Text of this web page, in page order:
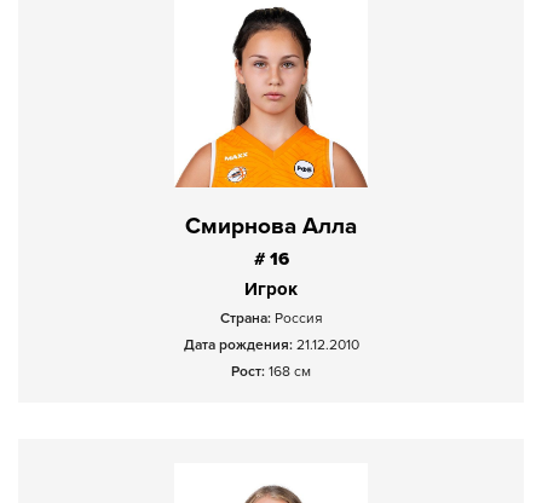
Смирнова Алла
# 16
Игрок
Страна: Россия
Дата рождения: 21.12.2010
Рост: 168 см